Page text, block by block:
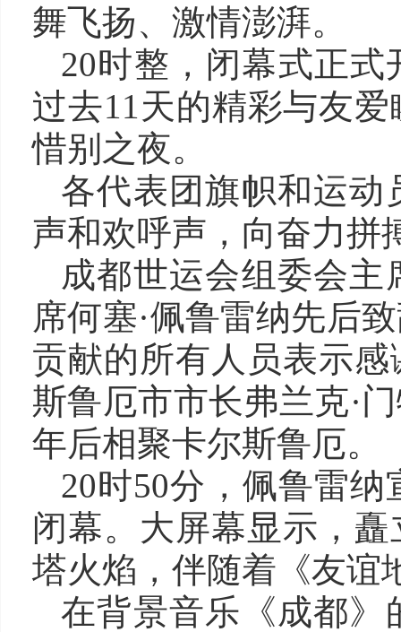
舞飞扬、激情澎湃。
20时整，闭幕式正
过去11天的精彩与友
惜别之夜。
各代表团旗帜和运动
声和欢呼声，向奋力拼
成都世运会组委会
席何塞·佩鲁雷纳先后
贡献的所有人员表示
斯鲁厄市市长弗兰克·
年后相聚卡尔斯鲁厄。
20时50分，佩鲁雷
闭幕。大屏幕显示，
塔火焰，伴随着《友谊
在背景音乐《成都》